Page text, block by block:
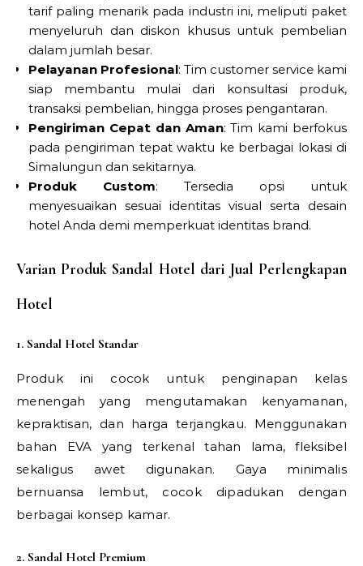
tarif paling menarik pada industri ini, meliputi paket
menyeluruh dan diskon khusus untuk pembelian
dalam jumlah besar.
Pelayanan Profesional: Tim customer service kami
siap membantu mulai dari konsultasi produk,
transaksi pembelian, hingga proses pengantaran.
Pengiriman Cepat dan Aman: Tim kami berfokus
pada pengiriman tepat waktu ke berbagai lokasi di
Simalungun dan sekitarnya.
Produk Custom: Tersedia opsi untuk
menyesuaikan sesuai identitas visual serta desain
hotel Anda demi memperkuat identitas brand.
Varian Produk Sandal Hotel dari Jual Perlengkapan
Hotel
1. Sandal Hotel Standar
Produk ini cocok untuk penginapan kelas
menengah yang mengutamakan kenyamanan,
kepraktisan, dan harga terjangkau. Menggunakan
bahan EVA yang terkenal tahan lama, fleksibel
sekaligus awet digunakan. Gaya minimalis
bernuansa lembut, cocok dipadukan dengan
berbagai konsep kamar.
2. Sandal Hotel Premium